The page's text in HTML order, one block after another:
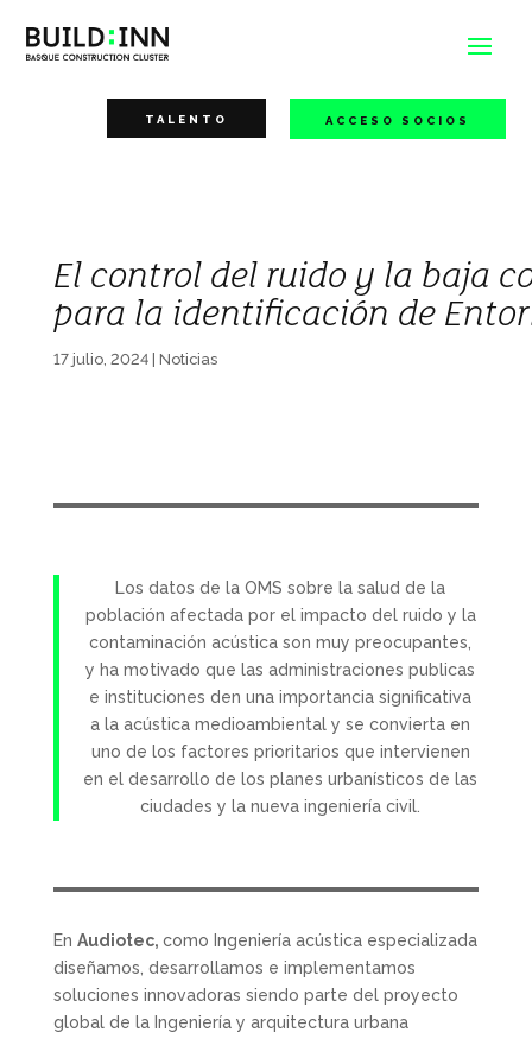
TALENTO ACCESO SOCIOS
El control del ruido y la baja
para la identificación de
17 julio, 2024| Noticias
Los datos de la OMS sobre la salud de la
población afectada por el impacto del ruido y la
contaminación acústica son muy preocupantes,
y ha motivado que las administraciones publicas
e instituciones den una importancia significativa
a la acústica medioambiental y se convierta en
uno de los factores prioritarios que intervienen
en el desarrollo de los planes urbanísticos de las
ciudades y la nueva ingeniería civil.
En Audiotec, como Ingeniería acústica especializada
diseñamos, desarrollamos e implementamos
soluciones innovadoras siendo parte del proyecto
global de la Ingeniería y arquitectura urbana